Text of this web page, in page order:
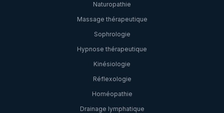
Naturopathie
Massage thérapeutique
Sophrologie
Hypnose thérapeutique
Kinésiologie
Réflexologie
Homéopathie
Drainage lymphatique